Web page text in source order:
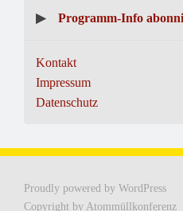
▶ Programm-Info
Kontakt
Impressum
Datenschutz
Proudly powered by WordPress
Copyright by Atommüllkonferenz